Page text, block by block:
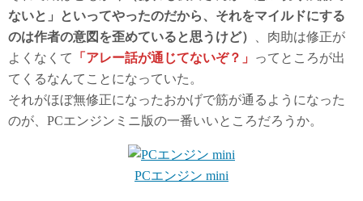
ないと」といってやったのだから、それをマイルドにする
のは作者の意図を歪めていると思うけど）
、肉助は修正が
よくなくて
「アレー話が通じてないぞ？」
ってところが出
てくるなんてことになっていた。
それがほぼ無修正になったおかげで筋が通るようになった
のが、PCエンジンミニ版の一番いいところだろうか。
PCエンジン mini